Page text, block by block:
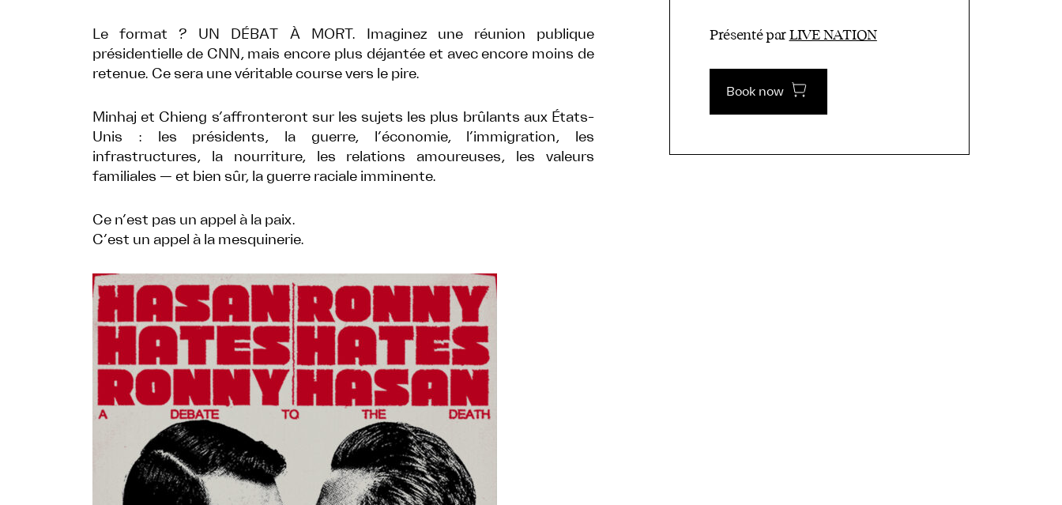
Le format ? UN DÉBAT À MORT. Imaginez une réunion publique
présidentielle de CNN, mais encore plus déjantée et avec encore moins de
retenue. Ce sera une véritable course vers le pire.
Minhaj et Chieng s’affronteront sur les sujets les plus brûlants aux États-
Unis : les présidents, la guerre, l’économie, l’immigration, les
infrastructures, la nourriture, les relations amoureuses, les valeurs
familiales — et bien sûr, la guerre raciale imminente.
Ce n’est pas un appel à la paix.
C’est un appel à la mesquinerie.
Présenté par LIVE NATION
Book now